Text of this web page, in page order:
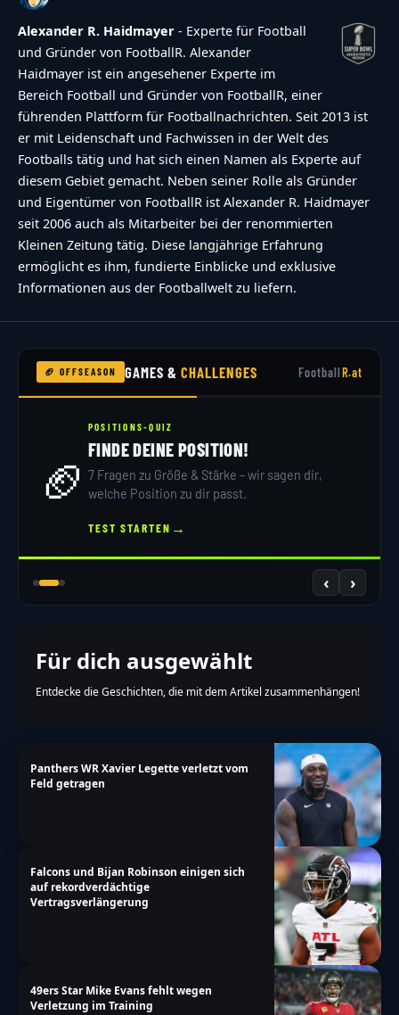
Alexander R. Haidmayer - Experte für Football
und Gründer von FootballR. Alexander
Haidmayer ist ein angesehener Experte im
Bereich Football und Gründer von FootballR, einer
führenden Plattform für Footballnachrichten. Seit 2013 ist
er mit Leidenschaft und Fachwissen in der Welt des
Footballs tätig und hat sich einen Namen als Experte auf
diesem Gebiet gemacht. Neben seiner Rolle als Gründer
und Eigentümer von FootballR ist Alexander R. Haidmayer
seit 2006 auch als Mitarbeiter bei der renommierten
Kleinen Zeitung tätig. Diese langjährige Erfahrung
ermöglicht es ihm, fundierte Einblicke und exklusive
Informationen aus der Footballwelt zu liefern.
🏈 OFFSEASON GAMES &CHALLENGES FootballR.at
🏈
POSITIONS-QUIZ
FINDE DEINE POSITION!
7 Fragen zu Größe & Stärke – wir sagen dir,
welche Position zu dir passt.
TEST STARTEN →
‹ ›
Für dich ausgewählt
Entdecke die Geschichten, die mit dem Artikel zusammenhängen!
Panthers WR Xavier Legette verletzt vom
Feld getragen
Falcons und Bijan Robinson einigen sich
auf rekordverdächtige
Vertragsverlängerung
49ers Star Mike Evans fehlt wegen
Verletzung im Training